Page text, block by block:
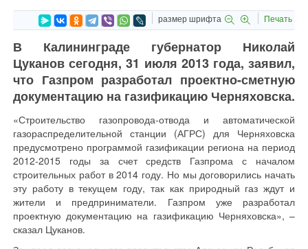
размер шрифта Печать
В Калининграде губернатор Николай
Цуканов сегодня, 31 июля 2013 года, заявил,
что Газпром разработал проектно-сметную
документацию на газификацию Черняховска.
«Строительство газопровода-отвода и автоматической
газораспределительной станции (АГРС) для Черняховска
предусмотрено программой газификации региона на период
2012-2015 годы за счет средств Газпрома с началом
строительных работ в 2014 году. Но мы договорились начать
эту работу в текущем году, так как природный газ ждут и
жители и предприниматели. Газпром уже разработал
проектную документацию на газификацию Черняховска», –
сказал Цуканов.